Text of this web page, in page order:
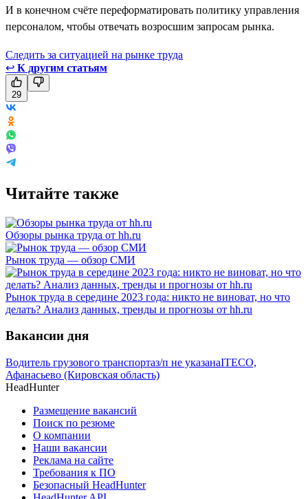
И в конечном счёте переформатировать политику управления
персоналом, чтобы отвечать возросшим запросам рынка.
Следить за ситуацией на рынке труда
↩ К другим статьям
29
Читайте также
Обзоры рынка труда от hh.ru
Рынок труда — обзор СМИ
Рынок труда в середине 2023 года: никто не виноват, но что
делать? Анализ данных, тренды и прогнозы от hh.ru
Вакансии дня
Водитель грузового транспортаз/п не указанаITECO,
Афанасьево (Кировская область)
HeadHunter
Размещение вакансий
Поиск по резюме
О компании
Наши вакансии
Реклама на сайте
Требования к ПО
Безопасный HeadHunter